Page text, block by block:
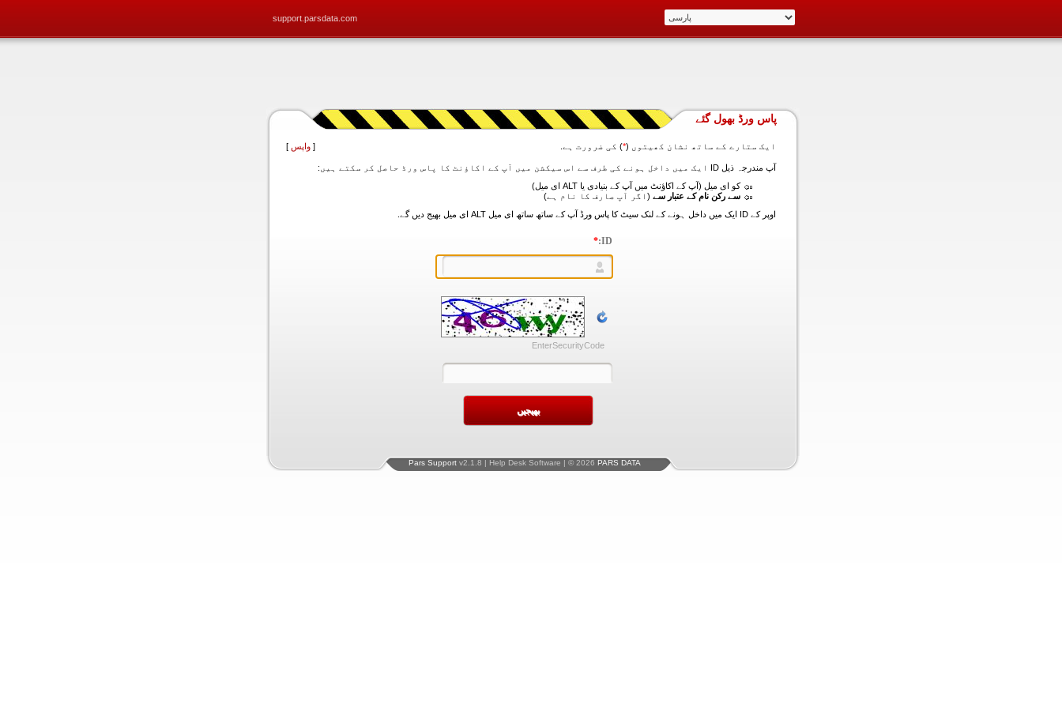
support.parsdata.com
پاس ورڈ بھول گئے
ایک ستارے کے ساتھ نشان کھیتوں (*) کی ضرورت ہے. [ واپس ]
آپ مندرجہ ذیل ID ایک میں داخل ہونے کی طرف سے اس سیکشن میں آپ کے اکاؤنٹ کا پاس ورڈ حاصل کر سکتے ہیں:
کو ای میل (آپ کے اکاؤنٹ میں آپ کے بنیادی یا ALT ای میل)
سے رکن نام کے عتبار سے (اگر آپ صارف کا نام ہے)
اوپر کے ID ایک میں داخل ہونے کے لنک سیٹ کا پاس ورڈ آپ کے ساتھ ساتھ ای میل ALT ای میل بھیج دیں گے.
ID:
*
EnterSecurityCode
Pars Support v2.1.8 | Help Desk Software | © 2026 PARS DATA